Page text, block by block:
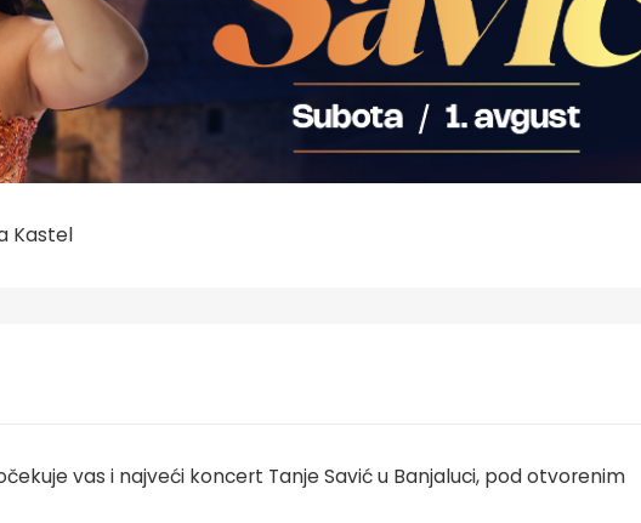
Kastel
vas i najveći koncert Tanje Savić u Banjaluci, pod otvorenim